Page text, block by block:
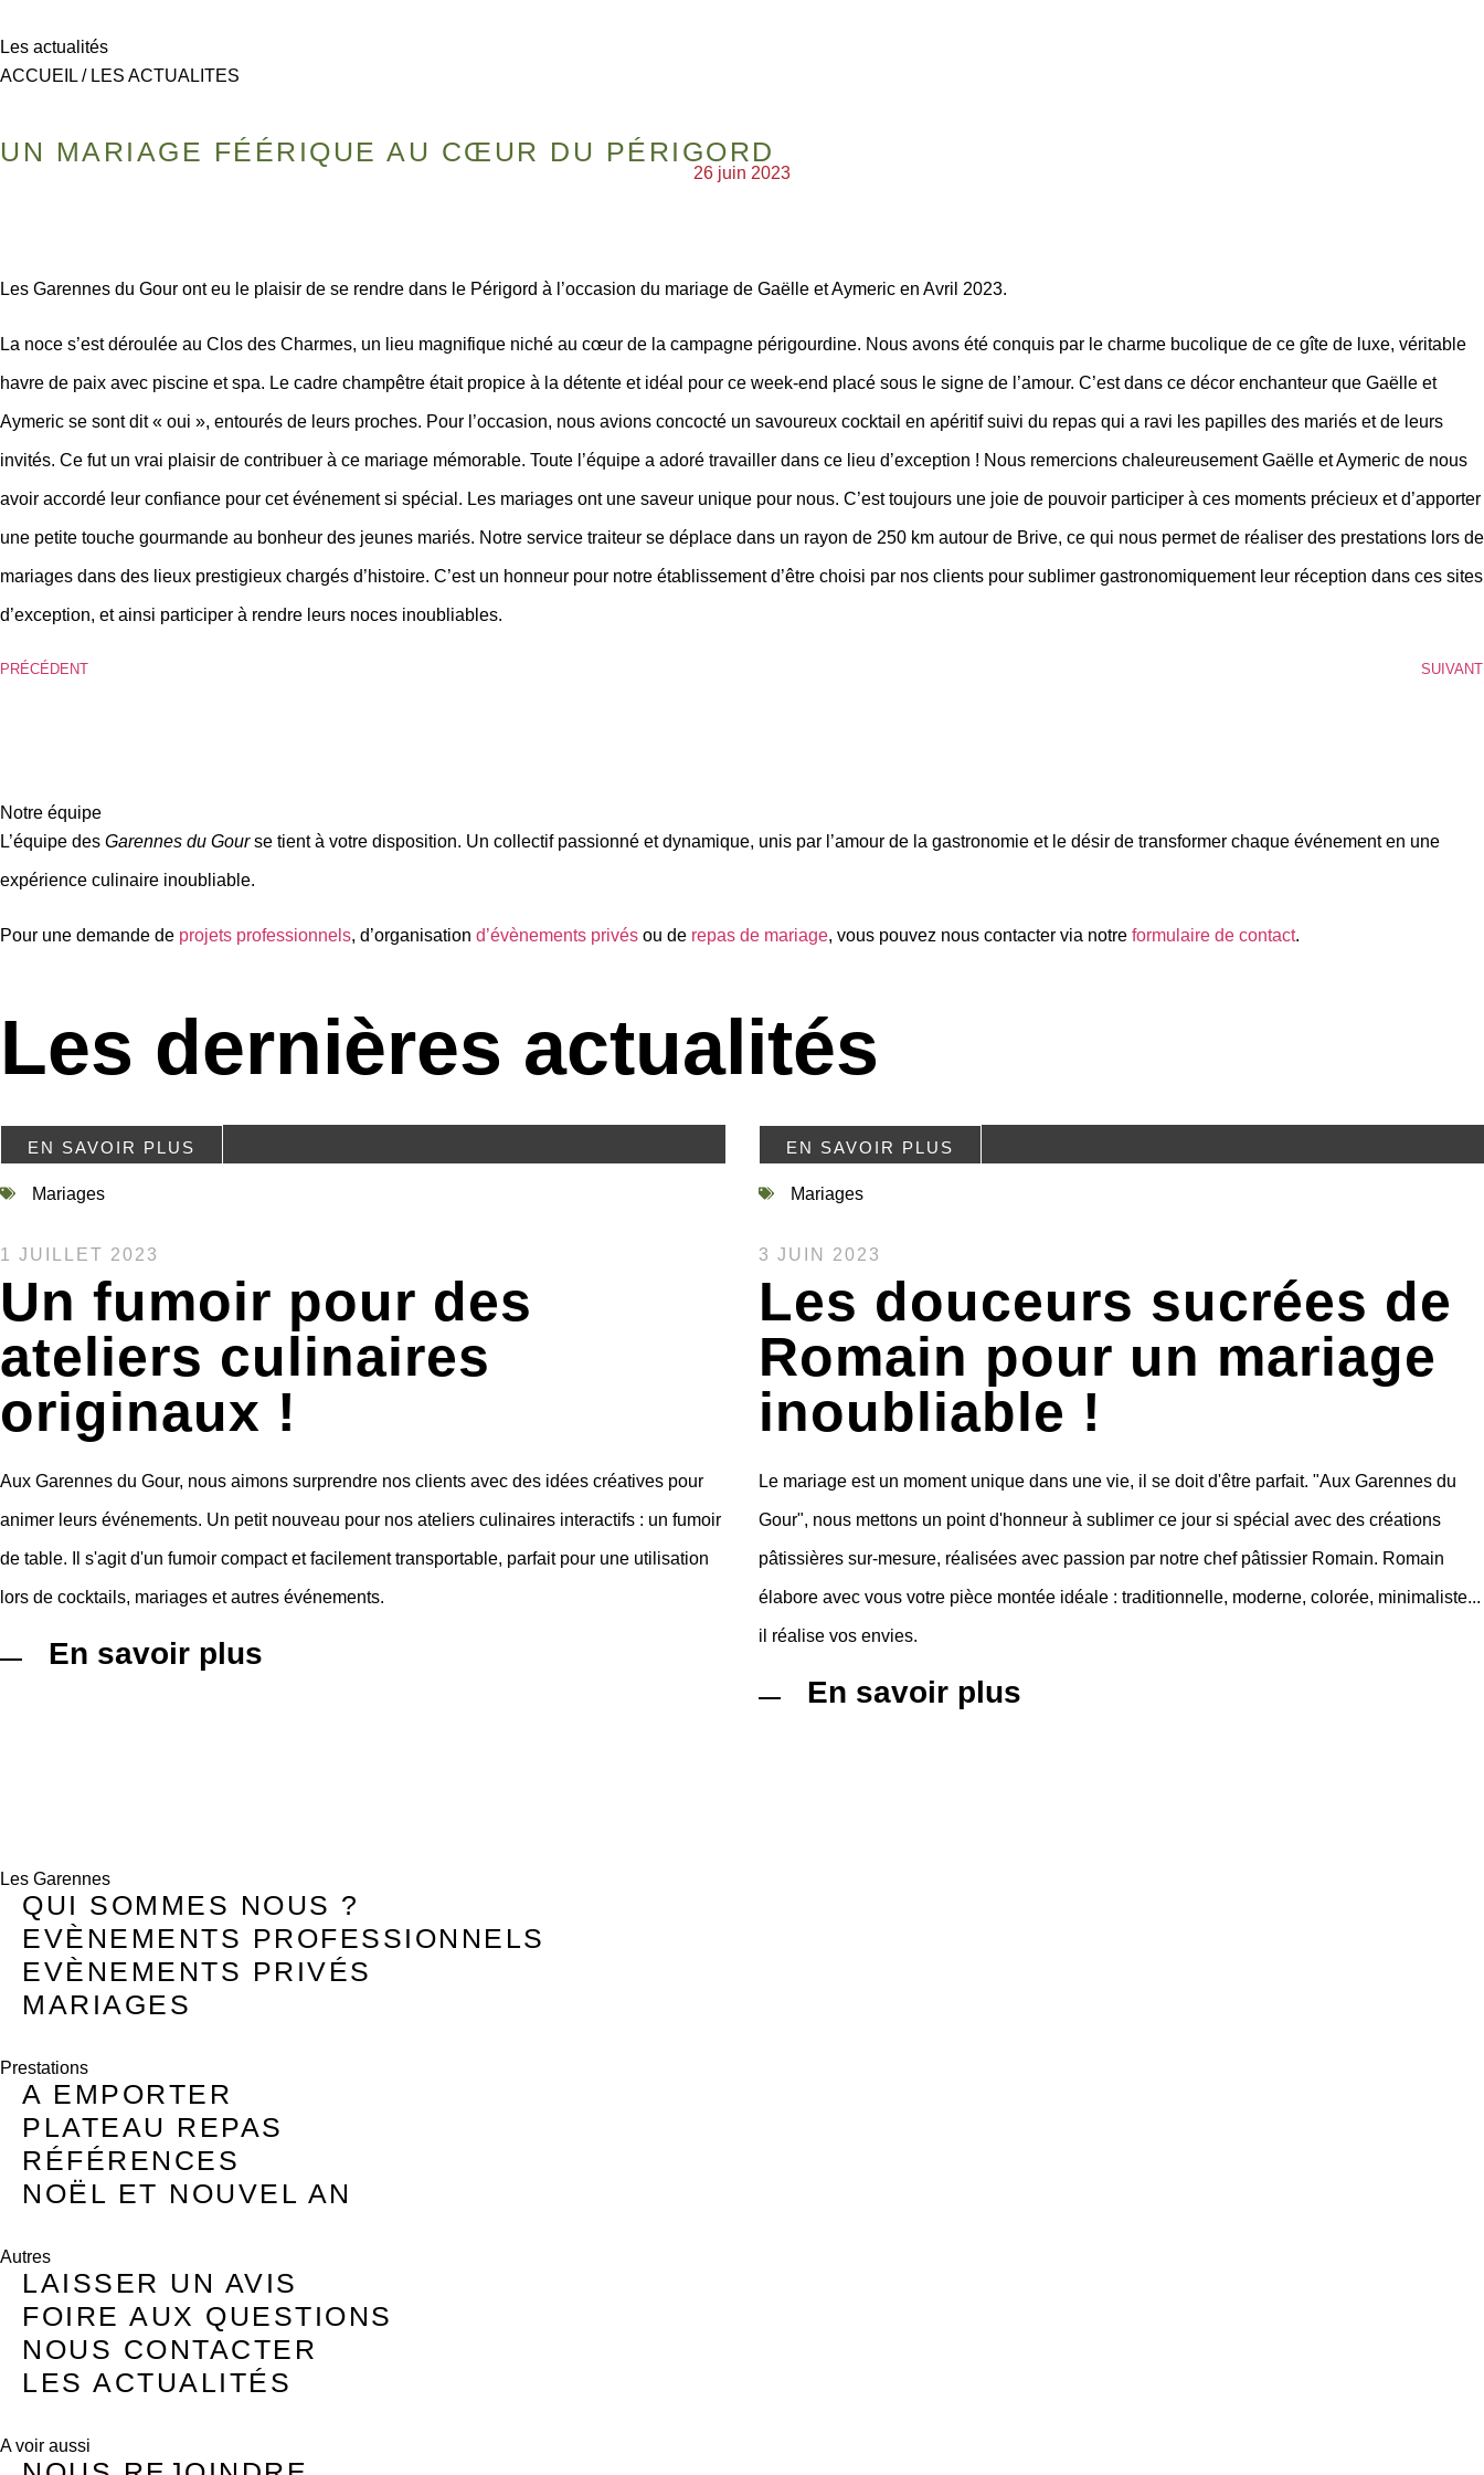
Les actualités
ACCUEIL / LES ACTUALITES
UN MARIAGE FÉÉRIQUE AU CŒUR DU PÉRIGORD
26 juin 2023
Les Garennes du Gour ont eu le plaisir de se rendre dans le Périgord à l’occasion du mariage de Gaëlle et Aymeric en Avril 2023.
La noce s’est déroulée au Clos des Charmes, un lieu magnifique niché au cœur de la campagne périgourdine. Nous avons été conquis par le charme bucolique de ce gîte de luxe, véritable
havre de paix avec piscine et spa. Le cadre champêtre était propice à la détente et idéal pour ce week-end placé sous le signe de l’amour. C’est dans ce décor enchanteur que Gaëlle et
Aymeric se sont dit « oui », entourés de leurs proches. Pour l’occasion, nous avions concocté un savoureux cocktail en apéritif suivi du repas qui a ravi les papilles des mariés et de leurs
invités. Ce fut un vrai plaisir de contribuer à ce mariage mémorable. Toute l’équipe a adoré travailler dans ce lieu d’exception ! Nous remercions chaleureusement Gaëlle et Aymeric de nous
avoir accordé leur confiance pour cet événement si spécial. Les mariages ont une saveur unique pour nous. C’est toujours une joie de pouvoir participer à ces moments précieux et d’apporter
une petite touche gourmande au bonheur des jeunes mariés. Notre service traiteur se déplace dans un rayon de 250 km autour de Brive, ce qui nous permet de réaliser des prestations lors de
mariages dans des lieux prestigieux chargés d’histoire. C’est un honneur pour notre établissement d’être choisi par nos clients pour sublimer gastronomiquement leur réception dans ces sites
d’exception, et ainsi participer à rendre leurs noces inoubliables.
PRÉCÉDENT SUIVANT
Notre équipe
L’équipe des Garennes du Gourse tient à votre disposition. Un collectif passionné et dynamique, unis par l’amour de la gastronomie et le désir de transformer chaque événement en une
expérience culinaire inoubliable.
Pour une demande de projets professionnels, d’organisation d’évènements privés ou de repas de mariage, vous pouvez nous contacter via notre formulaire de contact.
Les dernières actualités
EN SAVOIR PLUS
Mariages
1 JUILLET 2023
Un fumoir pour des
ateliers culinaires
originaux !
Aux Garennes du Gour, nous aimons surprendre nos clients avec des idées créatives pour
animer leurs événements. Un petit nouveau pour nos ateliers culinaires interactifs : un fumoir
de table. Il s'agit d'un fumoir compact et facilement transportable, parfait pour une utilisation
lors de cocktails, mariages et autres événements.
En savoir plus
EN SAVOIR PLUS
Mariages
3 JUIN 2023
Les douceurs sucrées de
Romain pour un mariage
inoubliable !
Le mariage est un moment unique dans une vie, il se doit d'être parfait. "Aux Garennes du
Gour", nous mettons un point d'honneur à sublimer ce jour si spécial avec des créations
pâtissières sur-mesure, réalisées avec passion par notre chef pâtissier Romain. Romain
élabore avec vous votre pièce montée idéale : traditionnelle, moderne, colorée, minimaliste...
il réalise vos envies.
En savoir plus
Les Garennes
QUI SOMMES NOUS ?
EVÈNEMENTS PROFESSIONNELS
EVÈNEMENTS PRIVÉS
MARIAGES
Prestations
A EMPORTER
PLATEAU REPAS
RÉFÉRENCES
NOËL ET NOUVEL AN
Autres
LAISSER UN AVIS
FOIRE AUX QUESTIONS
NOUS CONTACTER
LES ACTUALITÉS
A voir aussi